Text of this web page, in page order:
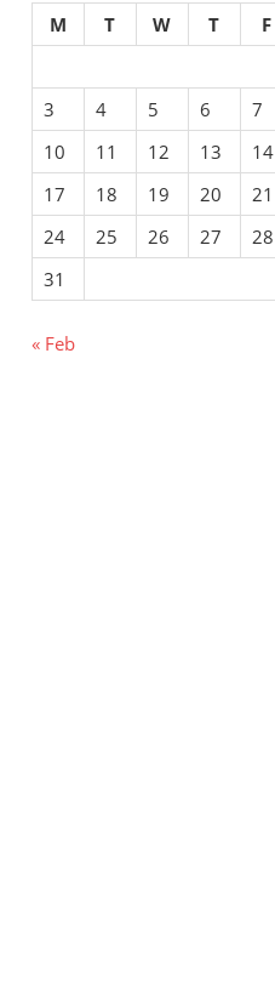
M
T W T F
3
4 5 6 7
10
11 12 13 14
17
18 19 20 21
24
25 26 27 28
31
« Feb